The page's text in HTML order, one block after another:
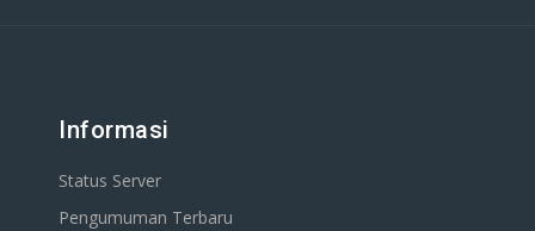
Informasi
Status Server
Pengumuman Terbaru